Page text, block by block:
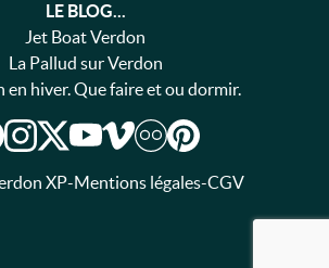
LE BLOG...
Jet Boat Verdon
La Pallud sur Verdon
en hiver. Que faire et ou dormir.
XP-Mentions légales-CGV